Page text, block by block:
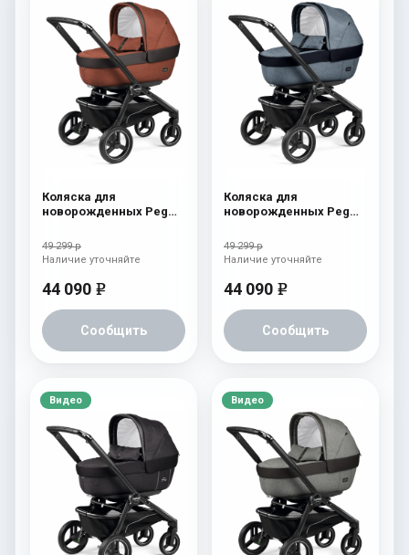
Коляска для
новорожденных Peg
Terracotta
49 299 р
44 090 e
Сообщить
Наличие уточняйте
Коляска для
новорожденных Peg
Horizon
49 299 р
44 090 e
Сообщить
Наличие уточняйте
Видео Видео